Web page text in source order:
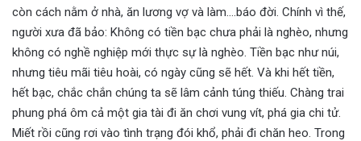
còn cách nằm ở nhà, ăn lương vợ và làm….báo đời. Chính vì thế,
người xưa đã bảo: Không có tiền bạc chưa phải là nghèo, nhưng
không có nghề nghiệp mới thực sự là nghèo. Tiền bạc như núi,
nhưng tiêu mãi tiêu hoài, có ngày cũng sẽ hết. Và khi hết tiền,
hết bạc, chắc chắn chúng ta sẽ lâm cảnh túng thiếu. Chàng trai
phung phá ôm cả một gia tài đi ăn chơi vung vít, phá gia chi tử.
Miết rồi cũng rơi vào tình trạng đói khổ, phải đi chăn heo. Trong